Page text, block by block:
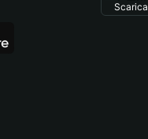
Scarica